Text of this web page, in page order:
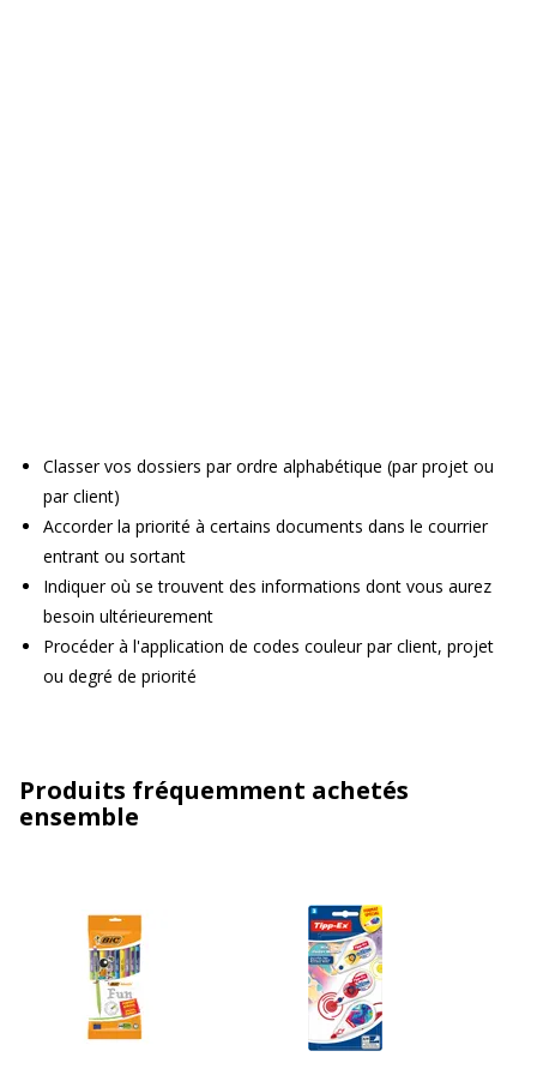
Classer vos dossiers par ordre alphabétique (par projet ou
par client)
Accorder la priorité à certains documents dans le courrier
entrant ou sortant
Indiquer où se trouvent des informations dont vous aurez
besoin ultérieurement
Procéder à l'application de codes couleur par client, projet
ou degré de priorité
Produits fréquemment achetés
ensemble